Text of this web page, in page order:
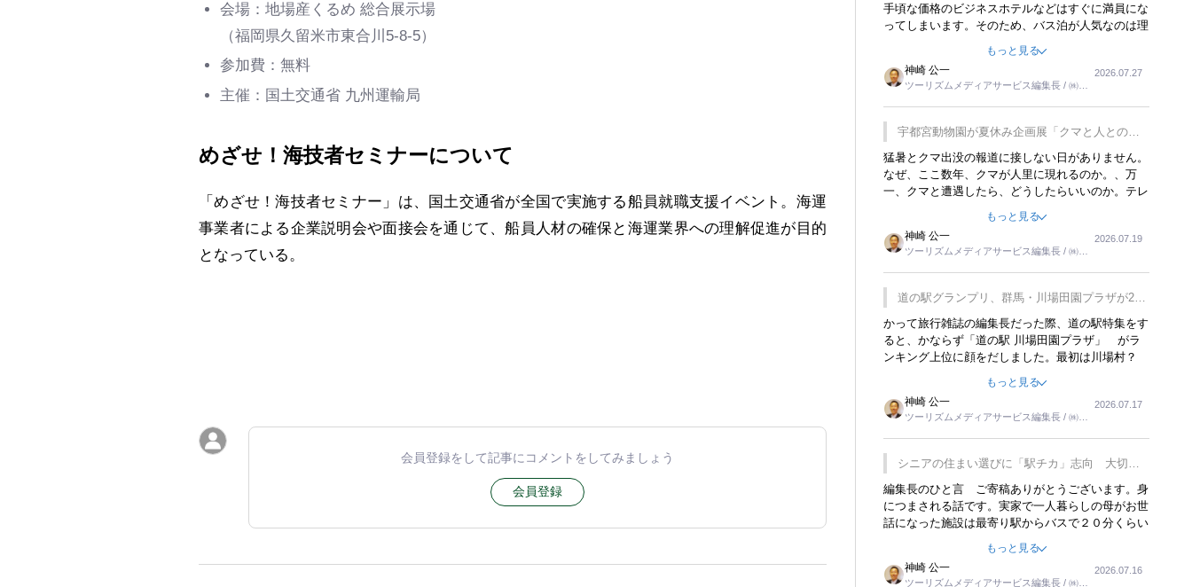
会場：地場産くるめ 総合展示場
（福岡県久留米市東合川5-8-5）
参加費：無料
主催：国土交通省 九州運輸局
めざせ！海技者セミナーについて
「めざせ！海技者セミナー」は、国土交通省が全国で実施する船員就職支援イベント。海運
事業者による企業説明会や面接会を通じて、船員人材の確保と海運業界への理解促進が目的
となっている。
会員登録をして記事にコメントをしてみましょう
会員登録
手頃な価格のビジネスホテルなどはすぐに満員にな
ってしまいます。そのため、バス泊が人気なのは理
行をした時は、移動はグレイハウンドバスでした。
夕方から夜の便を利用してホテル代を浮かせていま
した。ただし、若いからできたことです。若い人が
夜行バスで京都に行った、青森に行ったと聞くと、
疲れが残らないのかなと思ってしまいます。
もっと見る
神崎 公一
ツーリズムメディアサービス編集長 / ㈱ツ
2026.07.27
宇都宮動物園が夏休み企画展「クマと人との距
離」を7月20日から開催
猛暑とクマ出没の報道に接しない日がありません。
なぜ、ここ数年、クマが人里に現れるのか。、万
一、クマと遭遇したら、どうしたらいいのか。テレ
るなんてことは、冗談でもいえません。そんな中
で、この企画展はタイムリーですね。
もっと見る
神崎 公一
ツーリズムメディアサービス編集長 / ㈱ツ
2026.07.19
道の駅グランプリ、群馬・川場田園プラザが2連
覇
かって旅行雑誌の編集長だった際、道の駅特集をす
ると、かならず「道の駅 川場田園プラザ」 がラ
ンキング上位に顔をだしました。最初は川場村？
れ永井 彰一社長にインタビューしたら、興味深い
話が次々が飛び出しました。プレゼンも巧みで、今
でも思い出すことが２つあります。一つは、従業員
に東京ディズニーランドを見学させ、サービス業、
接客業の何かを理解してもらっていることです。
もう一つは1800円もするプレミアムヨーグルトを
販売するにあたり、社内に懸念もあったそうです。
永井社長は、駐車場に都内ナンバーの高級外車が停
まっていることに目をつけ、高級商品でも売れると
確信したそうです。今回の記事を懐かしく読みまし
もっと見る
神崎 公一
ツーリズムメディアサービス編集長 / ㈱ツ
2026.07.17
シニアの住まい選びに「駅チカ」志向 大切な
のは出かけたくなる暮らし
編集長のひと言 ご寄稿ありがとうございます。身
につまされる話です。実家で一人暮らしの母がお世
話になった施設は最寄り駅からバスで２０分くらい
りました。母の住まいから近いという理由で、その
施設を選択したのですが、私と妹にとっては、半日
もっと見る
神崎 公一
ツーリズムメディアサービス編集長 / ㈱ツ
2026.07.16